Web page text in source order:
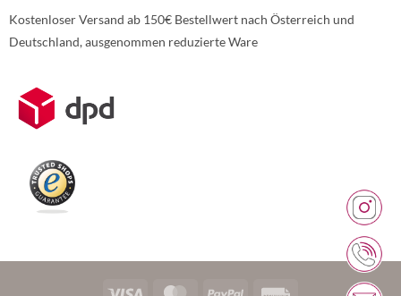
Kostenloser Versand ab 150€ Bestellwert nach Österreich und
Deutschland, ausgenommen reduzierte Ware
Weitere Informationen über den gesperrten Inhalt.
Visa MasterCardPayPal